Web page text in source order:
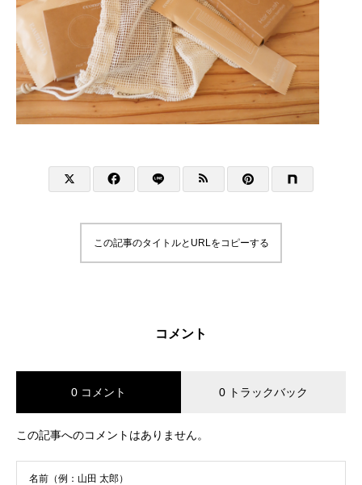
この記事のタイトルとURLをコピーする
コメント
0 コメント 0 トラックバック
この記事へのコメントはありません。
名前（例：山田 太郎）